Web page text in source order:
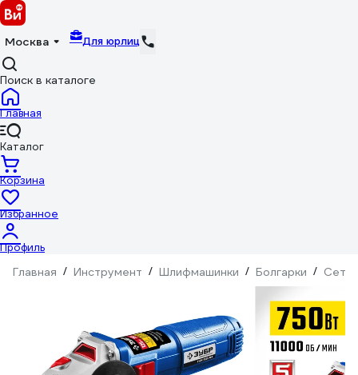
Москва Для юрлиц
Поиск в каталоге
Главная
Каталог
Корзина
Избранное
Профиль
Главная / Инструмент / Шлифмашинки / Болгарки /